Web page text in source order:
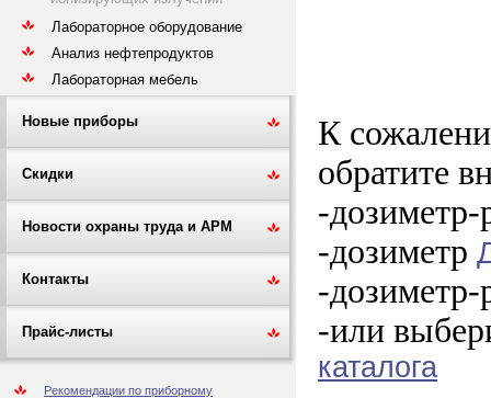
Лабораторное оборудование
Анализ нефтепродуктов
Лабораторная мебель
Новые приборы
Скидки
Новости охраны труда и АРМ
Контакты
Прайс-листы
Рекомендации по приборному
К
обратите
-
-дозиметр
-
-или
каталога